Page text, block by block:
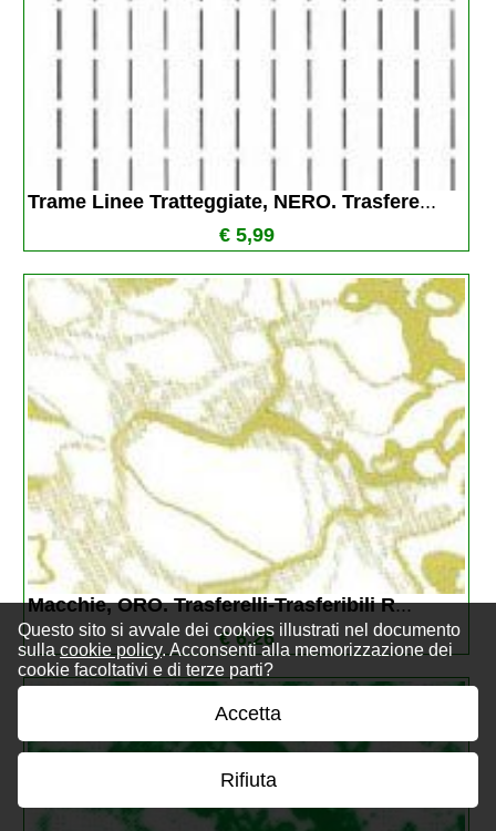
Questo sito si avvale dei cookies illustrati nel documento
sullacookie policy. Acconsenti alla memorizzazione dei
cookie facoltativi e di terze parti?
Accetta
Rifiuta
Trame Linee Tratteggiate, NERO. Trasfere...
€ 5,99
Macchie, ORO. Trasferelli-Trasferibili R...
€ 6,26